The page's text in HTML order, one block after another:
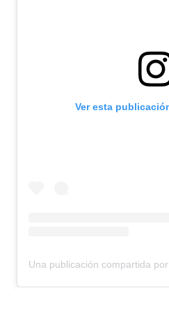
Ver esta